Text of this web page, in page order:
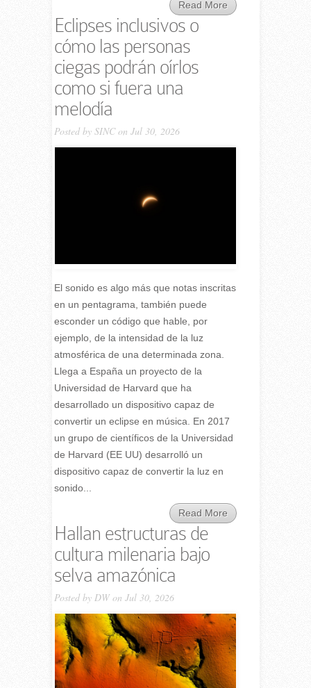
Read More
Eclipses inclusivos o
cómo las personas
ciegas podrán oírlos
como si fuera una
melodía
Posted by SINCon Jul 30, 2026
El sonido es algo más que notas inscritas
en un pentagrama, también puede
esconder un código que hable, por
ejemplo, de la intensidad de la luz
atmosférica de una determinada zona.
Llega a España un proyecto de la
Universidad de Harvard que ha
desarrollado un dispositivo capaz de
convertir un eclipse en música. En 2017
un grupo de científicos de la Universidad
de Harvard (EE UU) desarrolló un
dispositivo capaz de convertir la luz en
sonido...
Read More
Hallan estructuras de
cultura milenaria bajo
selva amazónica
Posted by DWon Jul 30, 2026